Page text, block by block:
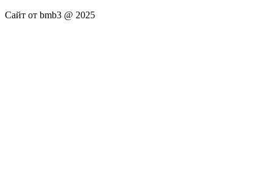
Сайт от bmb3 @ 2025